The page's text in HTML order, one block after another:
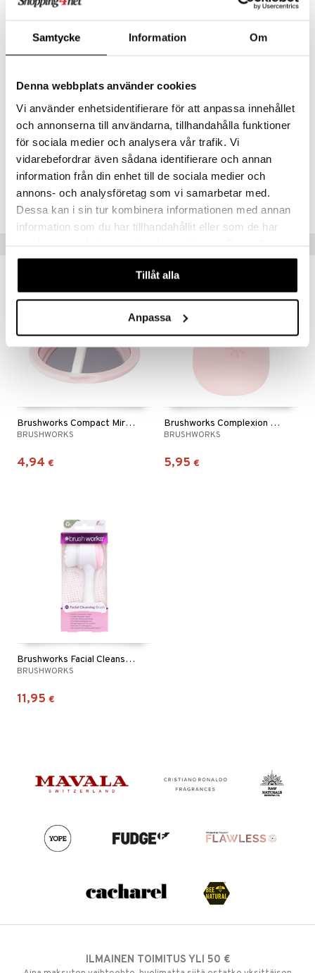
Samtycke Information Om
Denna webbplats använder cookies
Vi använder enhetsidentifierare för att anpassa innehållet
och annonserna till användarna, tillhandahålla funktioner
för sociala medier och analysera vår trafik. Vi
vidarebefordrar även sådana identifierare och annan
information från din enhet till de sociala medier och
annons- och analysföretag som vi samarbetar med.
Dessa kan i sin tur kombinera informationen med annan
information som du har tillhandahållit eller som de har
våra cookies vid fortsatt användande av vår webbplats.
Tillåt alla
Anpassa
Muoviton pakkaus heijastaa sitoutumistamme kestävyyteen ja
PETA-hyväksytty - Eläinkokeeton ja Vegaaninen.
Levitä peitevoide silmien alle ja mihin tahansa kohtaan, jonka
Häivytä peitevoide kevyesti taputtelemalla ja varmista, että
tuote sulautuu ihoon kirkkaamman ja airbrush-tyylisen
lopputuloksen saavuttamiseksi.
Tuotenumero
CBWAZ-D8-1-XX-XX
Brushworks Compact Mirror
BRUSHWORKS
4,94 €
Brushworks Complexion Sponge
BRUSHWORKS
5,95 €
Brushworks Facial Cleansing Brush
BRUSHWORKS
11,95 €
ILMAINEN TOIMITUS YLI 50 €